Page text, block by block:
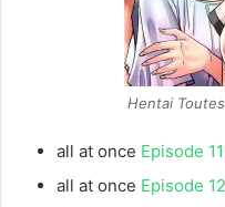
Hentai
all at once Episode
all at once Episode